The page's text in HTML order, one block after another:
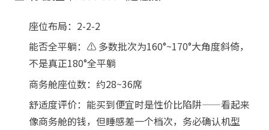
座位布局：2-2-2
能否全平躺：⚠️ 多数批次为160°~170°大角度斜倚，
不是真正180°全平躺
商务舱座位数：约28~36席
舒适度评价：能买到便宜时是性价比陷阱——看起来
像商务舱的钱，但睡感差一个档次，务必确认机型